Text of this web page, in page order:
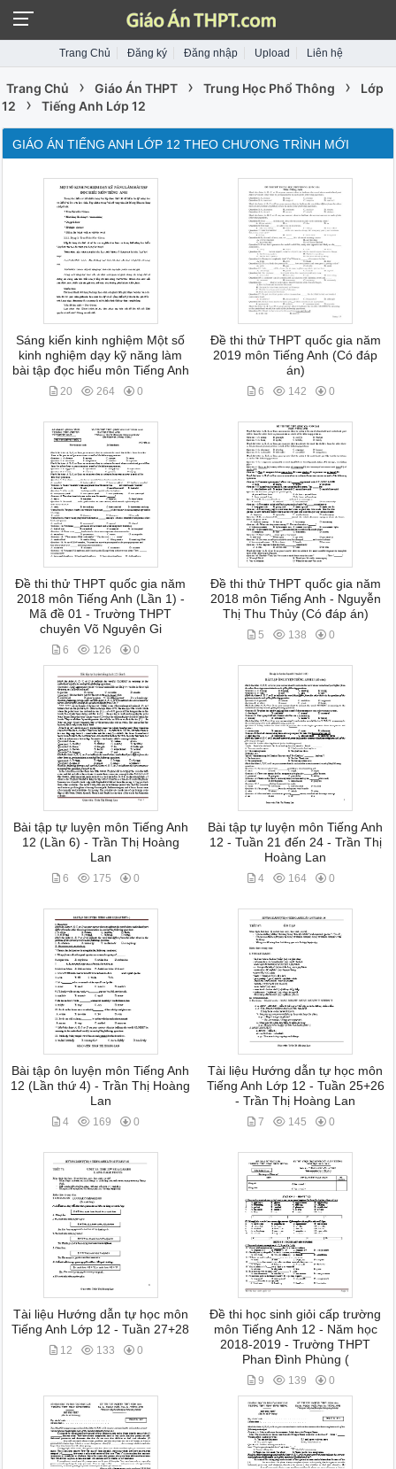
Trang Chủ Đăng ký Đăng nhập Upload Liên hệ
Trang Chủ › Giáo Án THPT › Trung Học Phổ Thông ›
Lớp
12
› Tiếng Anh Lớp 12
GIÁO ÁN TIẾNG ANH LỚP 12 THEO CHƯƠNG TRÌNH MỚI
Sáng kiến kinh nghiệm Một số
kinh nghiệm dạy kỹ năng làm
bài tập đọc hiểu môn Tiếng Anh
20 264 0
Đề thi thử THPT quốc gia năm
2019 môn Tiếng Anh (Có đáp
án)
6 142 0
Đề thi thử THPT quốc gia năm
2018 môn Tiếng Anh (Lần 1) -
Mã đề 01 - Trường THPT
chuyên Võ Nguyên Gi
6 126 0
Đề thi thử THPT quốc gia năm
2018 môn Tiếng Anh - Nguyễn
Thị Thu Thủy (Có đáp án)
5 138 0
Bài tập tự luyện môn Tiếng Anh
12 (Lần 6) - Trần Thị Hoàng
Lan
6 175 0
Bài tập tự luyện môn Tiếng Anh
12 - Tuần 21 đến 24 - Trần Thị
Hoàng Lan
4 164 0
Bài tập ôn luyện môn Tiếng Anh
12 (Lần thứ 4) - Trần Thị Hoàng
Lan
4 169 0
Tài liệu Hướng dẫn tự học môn
Tiếng Anh Lớp 12 - Tuần 25+26
- Trần Thị Hoàng Lan
7 145 0
Tài liệu Hướng dẫn tự học môn
Tiếng Anh Lớp 12 - Tuần 27+28
12 133 0
Đề thi học sinh giỏi cấp trường
môn Tiếng Anh 12 - Năm học
2018-2019 - Trường THPT
Phan Đình Phùng (
9 139 0